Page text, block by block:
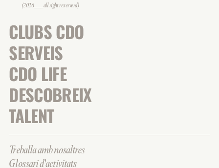
(2026___all right reserverd)
CLUBS CDO
SERVEIS
CDO LIFE
DESCOBREIX
TALENT
Treballa amb nosaltres
Glossari d'activitats